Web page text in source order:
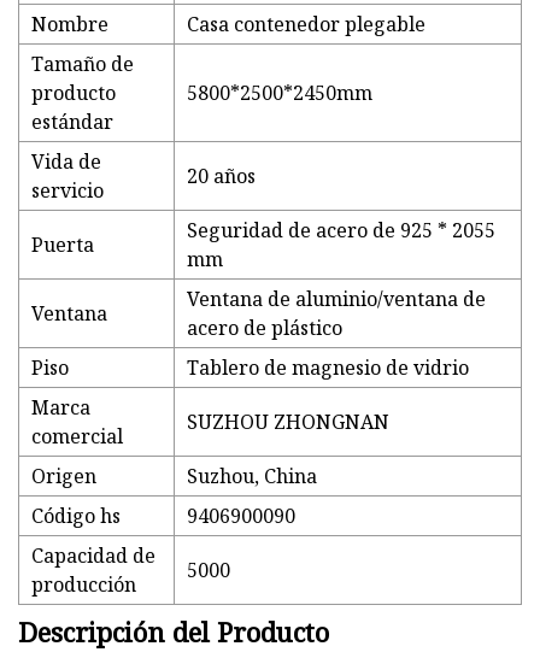
Nombre
Casa contenedor plegable
Tamaño de
producto
estándar
5800*2500*2450mm
Vida de
servicio
20 años
Puerta
Seguridad de acero de 925 * 2055
mm
Ventana
Ventana de aluminio/ventana de
acero de plástico
Piso
Tablero de magnesio de vidrio
Marca
comercial
SUZHOU ZHONGNAN
Origen
Suzhou, China
Código hs
9406900090
Capacidad de
producción
5000
Descripción del Producto